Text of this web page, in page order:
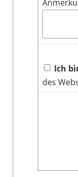
Ich
des